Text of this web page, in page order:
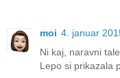
moi 4. januar
Ni kaj, naravni
Lepo si prikazala